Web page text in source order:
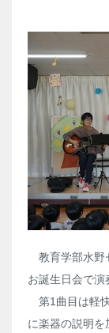
教育学部水野
お誕生日会で演
第1曲目は軽
に楽器の説明を